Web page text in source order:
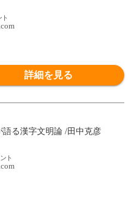
詳細を見る
語る漢字文明論 /田中克彦